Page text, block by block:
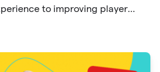
to improving player
of QRGateway's services,
can harness the full